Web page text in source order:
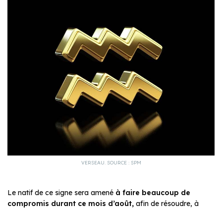
VERSEAU. SOURCE : SPM
Le natif de ce signe sera amené à faire beaucoup de
compromis durant ce mois d’août, afin de résoudre, à